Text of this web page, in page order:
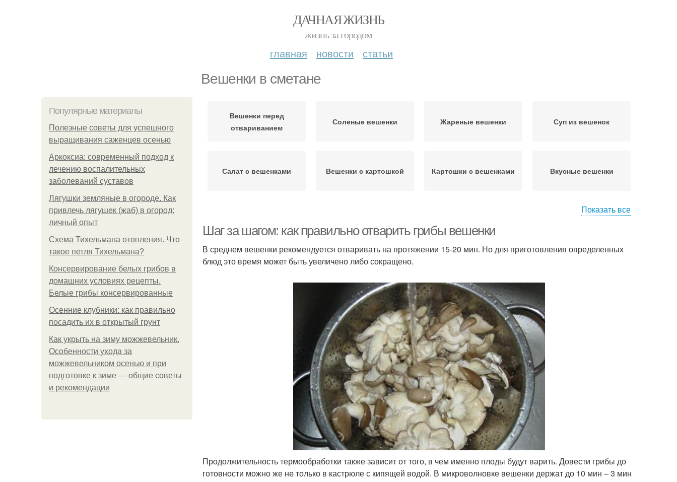
ДАЧНАЯ ЖИЗНЬ
жизнь за городом
главная новости статьи
Вешенки в сметане
Популярные материалы
Полезные советы для успешного
выращивания саженцев осенью
Аркоксиа: современный подход к
лечению воспалительных
заболеваний суставов
Лягушки земляные в огороде. Как
привлечь лягушек (жаб) в огород:
личный опыт
Схема Тихельмана отопления. Что
такое петля Тихельмана?
Консервирование белых грибов в
домашних условиях рецепты.
Белые грибы консервированные
Осенние клубники: как правильно
посадить их в открытый грунт
Как укрыть на зиму можжевельник.
Особенности ухода за
можжевельником осенью и при
подготовке к зиме — общие советы
и рекомендации
Вешенки перед
отвариванием
Соленые вешенки Жареные вешенки Суп из вешенок
Салат с вешенками Вешенки с картошкой Картошки с вешенками Вкусные вешенки
маринованию
условиях
Показать все
Шаг за шагом: как правильно отварить грибы вешенки
В среднем вешенки рекомендуется отваривать на протяжении 15-20 мин. Но для приготовления определенных
блюд это время может быть увеличено либо сокращено.
Продолжительность термообработки также зависит от того, в чем именно плоды будут варить. Довести грибы до
готовности можно же не только в кастрюле с кипящей водой. В микроволновке вешенки держат до 10 мин – 3 мин